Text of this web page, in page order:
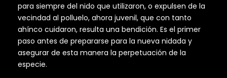
para siempre del nido que utilizaron, o expulsen de la
vecindad al polluelo, ahora juvenil, que con tanto
ahínco cuidaron, resulta una bendición. Es el primer
paso antes de prepararse para la nueva nidada y
asegurar de esta manera la perpetuación de la
especie.